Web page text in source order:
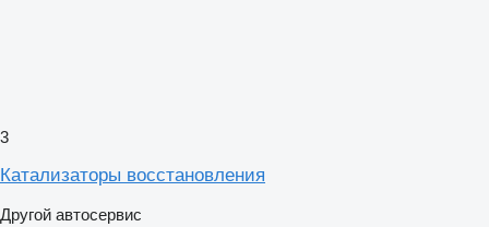
3
Катализаторы восстановления
Другой автосервис